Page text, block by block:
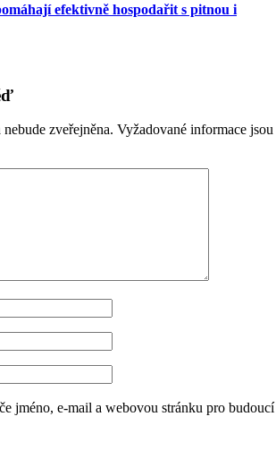
efektivně hospodařit s pitnou i
zveřejněna. Vyžadované informace jsou
jméno, e-mail a webovou stránku pro budoucí